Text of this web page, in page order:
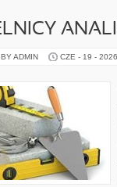
ADMIN CZE - 19 - 2026